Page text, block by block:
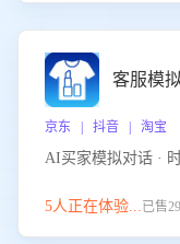
客服模
京东 | 抖音 | 淘宝
AI买家模拟对话 ·
5人正在体验...已售